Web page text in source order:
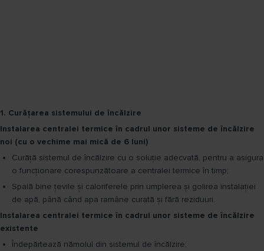
1. Curățarea sistemului de încălzire
Instalarea centralei termice în cadrul unor sisteme de încălzire
noi (cu o vechime mai mică de 6 luni)
Curăță sistemul de încălzire cu o soluție adecvată, pentru a asigura
o funcționare corespunzătoare a centralei termice în timp;
Spală bine țevile și caloriferele prin umplerea și golirea instalației
de apă, până când apa ramâne curată și fără reziduuri.
Instalarea centralei termice în cadrul unor sisteme de încălzire
existente
Îndepărtează nămolul din sistemul de încălzire;